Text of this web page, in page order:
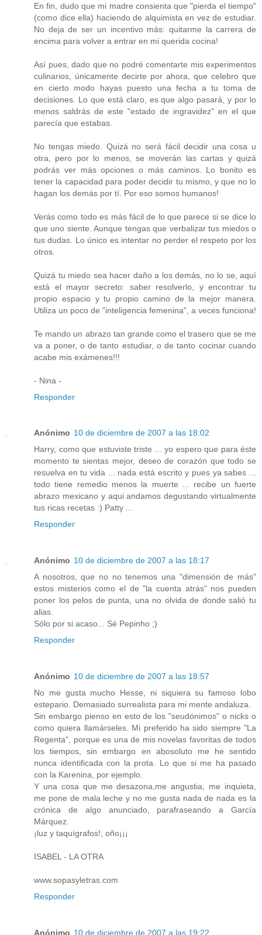
En fin, dudo que mi madre consienta que "pierda el tiempo"
(como dice ella) haciendo de alquimista en vez de estudiar.
No deja de ser un incentivo más: quitarme la carrera de
encima para volver a entrar en mi querida cocina!
Así pues, dado que no podré comentarte mis experimentos
culinarios, únicamente decirte por ahora, que celebro que
en cierto modo hayas puesto una fecha a tu toma de
decisiones. Lo que está claro, es que algo pasará, y por lo
menos saldrás de este "estado de ingravidez" en el que
parecía que estabas.
No tengas miedo. Quizá no será fácil decidir una cosa u
otra, pero por lo menos, se moverán las cartas y quizá
podrás ver más opciones o más caminos. Lo bonito es
tener la capacidad para poder decidir tu mismo, y que no lo
hagan los demás por tí. Por eso somos humanos!
Verás como todo es más fácil de lo que parece si se dice lo
que uno siente. Aunque tengas que verbalizar tus miedos o
tus dudas. Lo único es intentar no perder el respeto por los
otros.
Quizá tu miedo sea hacer daño a los demás, no lo se, aquí
está el mayor secreto: saber resolverlo, y encontrar tu
propio espacio y tu propio camino de la mejor manera.
Utiliza un poco de "inteligencia femenina", a veces funciona!
Te mando un abrazo tan grande como el trasero que se me
va a poner, o de tanto estudiar, o de tanto cocinar cuando
acabe mis exámenes!!!
- Nina -
Responder
Anónimo 10 de diciembre de 2007 a las 18:02
Harry, como que estuviste triste ... yo espero que para éste
momento te sientas mejor, deseo de corazón que todo se
resuelva en tu vida ... nada está escrito y pues ya sabes ...
todo tiene remedio menos la muerte ... recibe un fuerte
abrazo mexicano y aqui andamos degustando virtualmente
tus ricas recetas :) Patty ...
Responder
Anónimo 10 de diciembre de 2007 a las 18:17
A nosotros, que no no tenemos una "dimensión de más"
estos misterios como el de "la cuenta atrás" nos pueden
poner los pelos de punta, una no olvida de donde salió tu
alias.
Sólo por si acaso... Sé Pepinho ;)
Responder
Anónimo 10 de diciembre de 2007 a las 18:57
No me gusta mucho Hesse, ni siquiera su famoso lobo
estepario. Demasiado surrealista para mi mente andaluza.
Sin embargo pienso en esto de los "seudónimos" o nicks o
como quiera llamárseles. Mi preferido ha sido siempre "La
Regenta", porque es una de mis novelas favoritas de todos
los tiempos, sin embargo en abosoluto me he sentido
nunca identificada con la prota. Lo que si me ha pasado
con la Karenina, por ejemplo.
Y una cosa que me desazona,me angustia, me inquieta,
me pone de mala leche y no me gusta nada de nada es la
crónica de algo anunciado, parafraseando a García
Márquez.
¡luz y taquígrafos!, oño¡¡¡
ISABEL - LA OTRA
www.sopasyletras.com
Responder
Anónimo 10 de diciembre de 2007 a las 19:22